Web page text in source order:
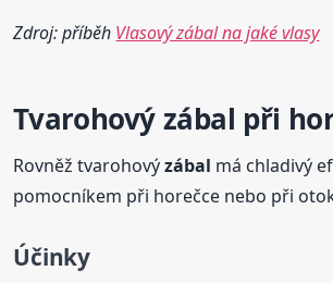
Zdroj: příběh Vlasový zábal na jaké vlasy
Tvarohovýzábal při
Rovněž tvarohovýzábal má chladivý
pomocníkem při horečce nebo při
Účinky